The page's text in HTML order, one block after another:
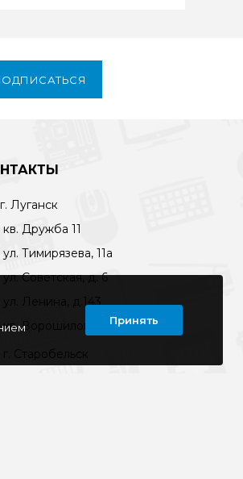
г. Луганск
кв. Дружба 11
ул. Тимирязева, 11а
ул. Советская, д. 6
ул. Ленина, д.143
кв. Ворошилова, д.3
г. Старобельск
Принять